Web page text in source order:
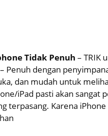
Tidak Penuh – TRIK
Penuh dengan
dan mudah untuk
iPad pasti akan sangat
terpasang. Karena